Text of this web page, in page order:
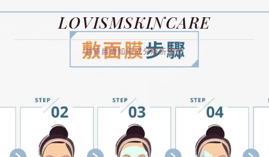
LOVISMSKINCARE
首頁護膚知識成分解析關於